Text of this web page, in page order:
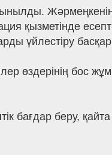
қызметінде
үйлестіру
өздерінің бос
бағдар беру,